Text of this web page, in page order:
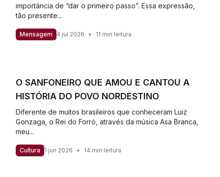
importância de “dar o primeiro passo”. Essa expressão,
tão presente...
Mensagem 4 jul 2026 • 11 min leitura
O SANFONEIRO QUE AMOU E CANTOU A
HISTÓRIA DO POVO NORDESTINO
Diferente de muitos brasileiros que conheceram Luiz
Gonzaga, o Rei do Forró, através da música Asa Branca,
meu...
Cultura 1 jun 2026 • 14 min leitura